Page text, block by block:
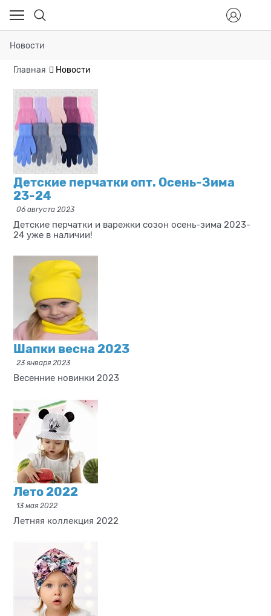
Новости
Главная Новости
Детские перчатки опт. Осень-Зима
23-24
06 августа 2023
Детские перчатки и варежки созон осень-зима 2023-
24 уже в наличии!
Шапки весна 2023
23 января 2023
Весенние новинки 2023
Лето 2022
13 мая 2022
Летняя коллекция 2022